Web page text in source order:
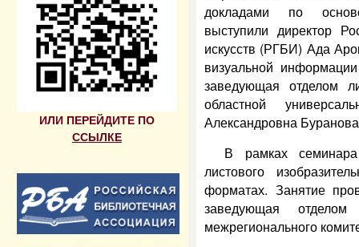
ИЛИ ПЕРЕЙДИТЕ ПО
ССЫЛКЕ
докладами по
выступили директор
искусств (РГБИ) Ада
визуальной
заведующая отделом
областной
Александровна
В рамках
листового
форматах. Занятие
заведующая
межрегионального